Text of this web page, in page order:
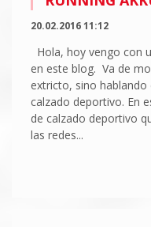
20.02.2016 11:12
Hola, hoy vengo con
en este blog. Va de
extricto, sino hablando
calzado deportivo. En
de calzado deportivo
las redes...